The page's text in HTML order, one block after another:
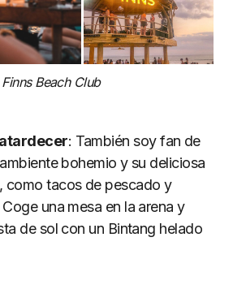
Finns Beach Club
: También soy fan de
bohemio y su deliciosa
como tacos de pescado y
una mesa en la arena y
de sol con un Bintang helado